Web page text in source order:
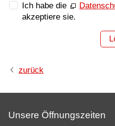
Ich habe die
akzeptiere sie.
zurück
Unsere Öffnungszeiten